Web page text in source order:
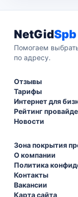
NetGidSpb
Помогаем
по адресу.
Отзывы
Тарифы
Интернет для
Рейтинг
Новости
Зона покрытия
О компании
Политика
Контакты
Вакансии
Карта сайта